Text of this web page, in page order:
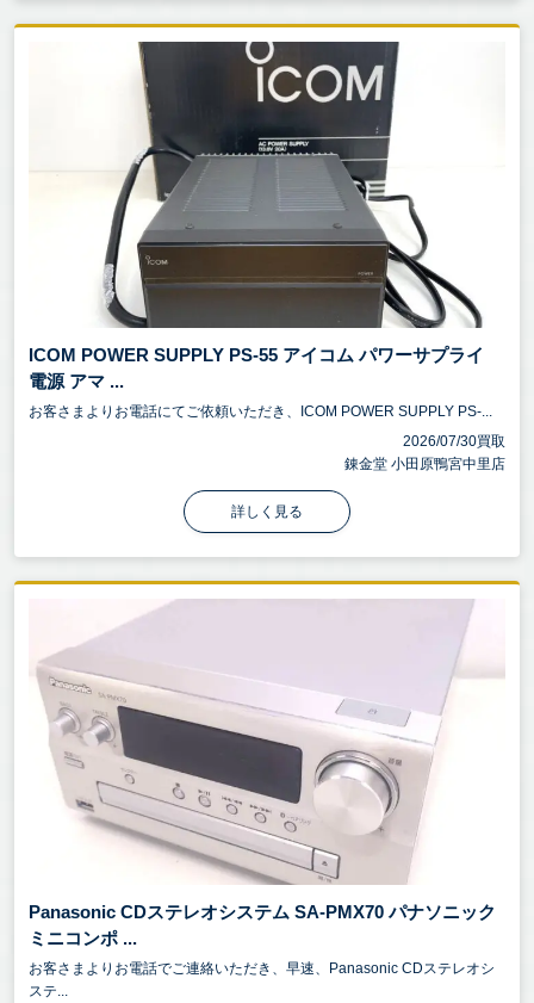
ICOM POWER SUPPLY PS-55 アイコム パワーサプライ
電源 アマ ...
お客さまよりお電話にてご依頼いただき、ICOM POWER SUPPLY PS-...
2026/07/30買取
錬金堂 小田原鴨宮中里店
詳しく見る
Panasonic CDステレオシステム SA-PMX70 パナソニック
ミニコンポ ...
お客さまよりお電話でご連絡いただき、早速、Panasonic CDステレオシ
ステ...